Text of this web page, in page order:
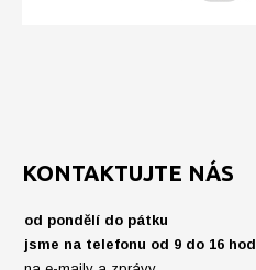
KONTAKTUJTE NÁS
od pondělí do pátku
jsme na telefonu od 9 do 16 hod